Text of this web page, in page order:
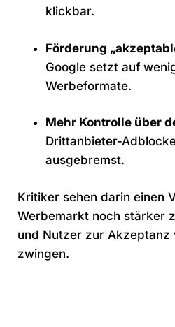
klickbar.
Förderung
Google setzt auf
Werbeformate.
Mehr Kontrolle über
Drittanbieter-
ausgebremst.
Kritiker sehen darin einen
Werbemarkt noch stärker
und Nutzer zur Akzeptanz
zwingen.